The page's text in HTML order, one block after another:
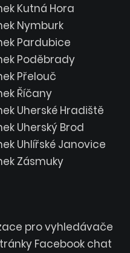
Kutná Hora
Nymburk
Pardubice
Poděbrady
Přelouč
Říčany
Uherské Hradiště
Uherský Brod
Uhlířské Janovice
Zásmuky
pro vyhledávače
Facebook chat